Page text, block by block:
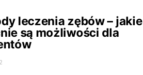
leczenia zębów – jakie
są możliwości dla